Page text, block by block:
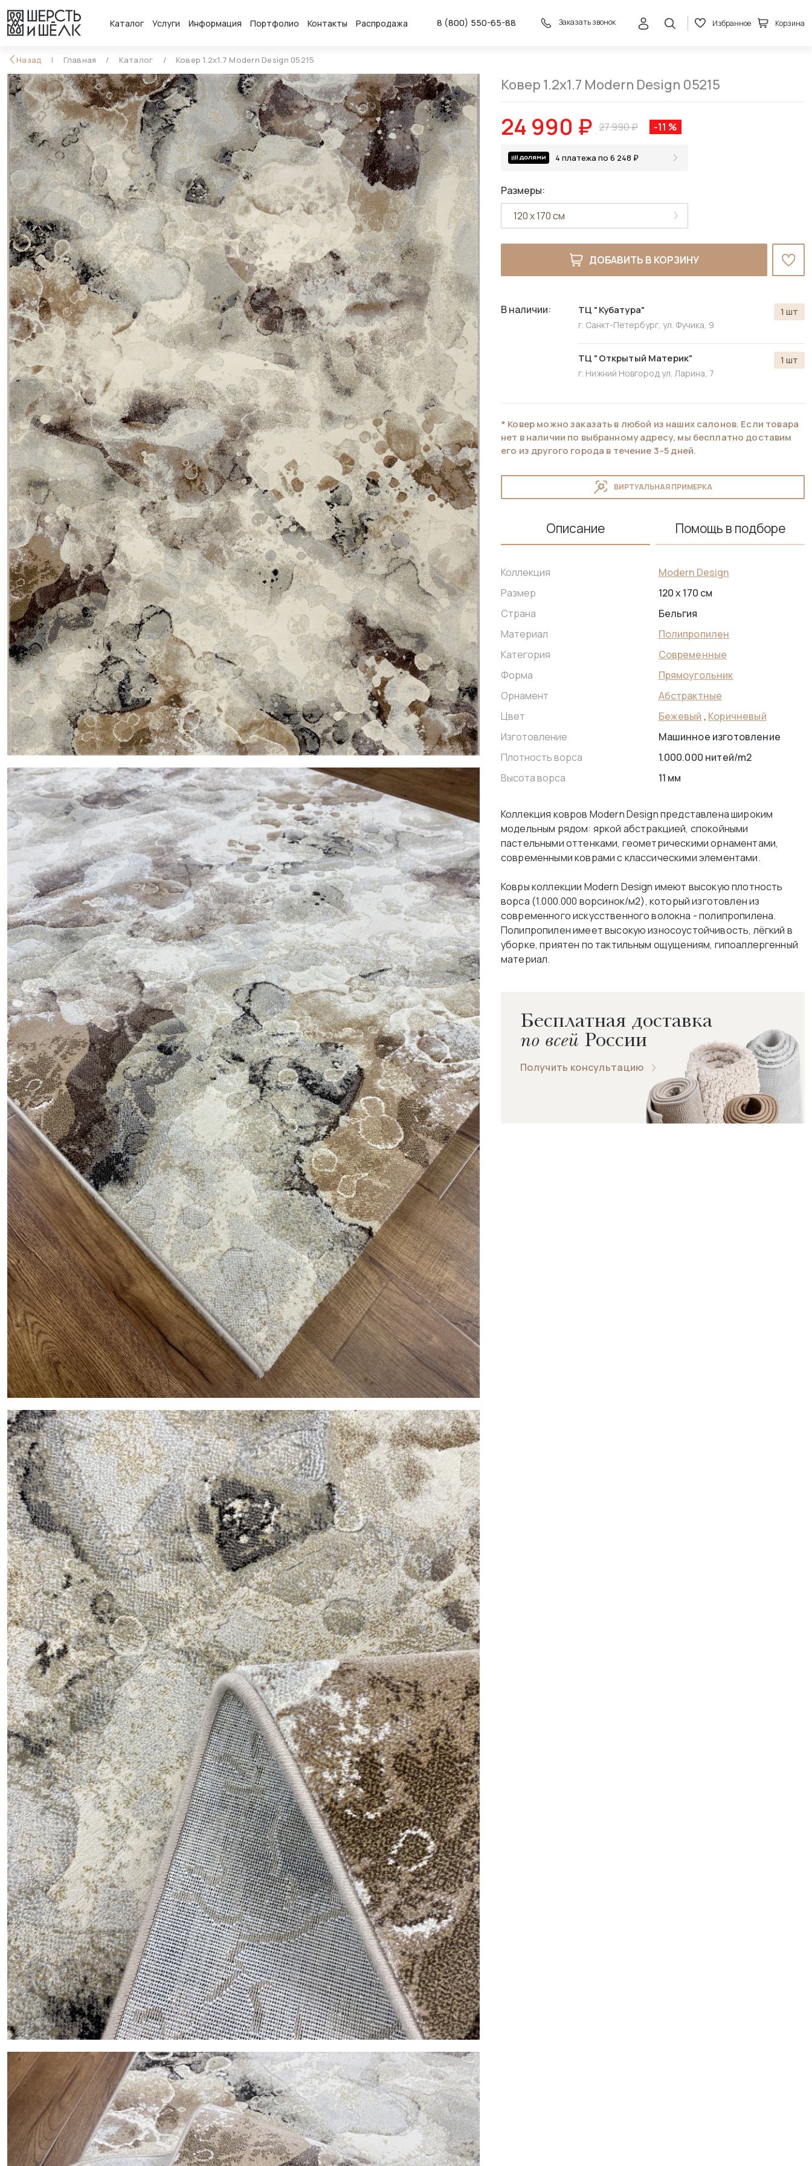
Каталог Услуги Информация Портфолио Контакты Распродажа 8 (800) 550-65-88 Заказать звонок Избранное Корзина
Назад Главная Каталог Ковер 1.2x1.7 Modern Design 05215
Ковер 1.2x1.7 Modern Design 05215
24 990 ₽ 27 990 ₽ -11 %
4 платежа по 6 248 ₽
Размеры:
ДОБАВИТЬ В КОРЗИНУ
В наличии: ТЦ "Кубатура"
г. Санкт-Петербург, ул. Фучика, 9
1 шт
ТЦ "Открытый Материк"
г. Нижний Новгород,ул. Ларина, 7
1 шт
* Ковер можно заказать в любой из наших салонов. Если товара
нет в наличии по выбранному адресу, мы бесплатно доставим
его из другого города в течение 3–5 дней.
ВИРТУАЛЬНАЯ ПРИМЕРКА
Описание Помощь в подборе
Коллекция
Modern Design
Размер
120 x 170 см
Страна
Бельгия
Материал
Полипропилен
Категория
Современные
Форма
Прямоугольник
Орнамент
Абстрактные
Цвет
Бежевый , Коричневый
Изготовление
Машинное изготовление
Плотность ворса
1.000.000 нитей/m2
Высота ворса
11 мм
Коллекция ковров Modern Design представлена широким
модельным рядом: яркой абстракцией, спокойными
пастельными оттенками, геометрическими орнаментами,
современными коврами с классическими элементами.
Ковры коллекции Modern Design имеют высокую плотность
ворса (1.000.000 ворсинок/м2), который изготовлен из
современного искусственного волокна - полипропилена.
Полипропилен имеет высокую износоустойчивость, лёгкий в
уборке, приятен по тактильным ощущениям, гипоаллергенный
материал.
Бесплатная доставка
по всей России
Получить консультацию